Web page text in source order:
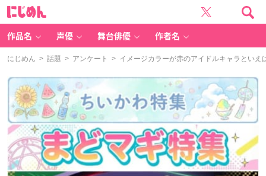
作品名 声優 舞台俳優 作者名
にじめん > 話題 > アンケート > イメージカラーが赤のアイドルキャラといえ